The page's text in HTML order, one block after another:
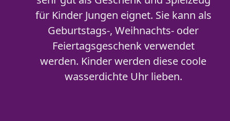
für Kinder Jungen eignet. Sie kann als
Geburtstags-, Weihnachts- oder
Feiertagsgeschenk verwendet
werden. Kinder werden diese coole
wasserdichte Uhr lieben.